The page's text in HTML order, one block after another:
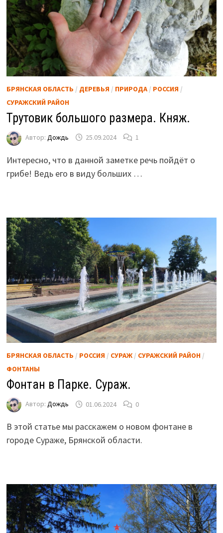
БРЯНСКАЯ ОБЛАСТЬ / ДЕРЕВЬЯ / ПРИРОДА/ РОССИЯ /
СУРАЖСКИЙ РАЙОН
Трутовик большого размера. Княж.
Автор: Дождь 25.09.2024 1
Интересно, что в данной заметке речь пойдёт о
грибе! Ведь его в виду больших …
БРЯНСКАЯ ОБЛАСТЬ / РОССИЯ / СУРАЖ/ СУРАЖСКИЙ РАЙОН/
ФОНТАНЫ
Фонтан в Парке. Сураж.
Автор: Дождь 01.06.2024 0
В этой статье мы расскажем о новом фонтане в
городе Сураже, Брянской области.